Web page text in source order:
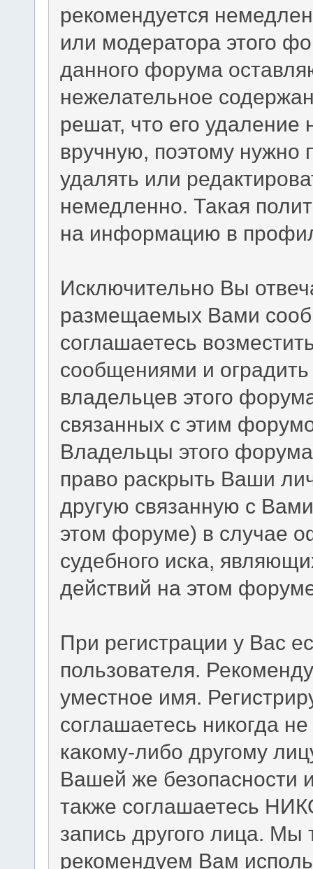
рекомендуется
или модератора этого
данного форума
нежелательное
решат, что его
вручную, поэтому нужно
удалять или
немедленно. Такая
на информацию в
Исключительно Вы
размещаемых Вами
соглашаетесь
сообщениями и оградить
владельцев этого
связанных с этим
Владельцы этого
право раскрыть Ваши
другую связанную с
этом форуме) в случае
судебного иска,
действий на этом
При регистрации у Вас
пользователя.
уместное имя.
соглашаетесь никогда
какому-либо другому
Вашей же безопасности
также соглашаетесь
запись другого лица.
рекомендуем Вам